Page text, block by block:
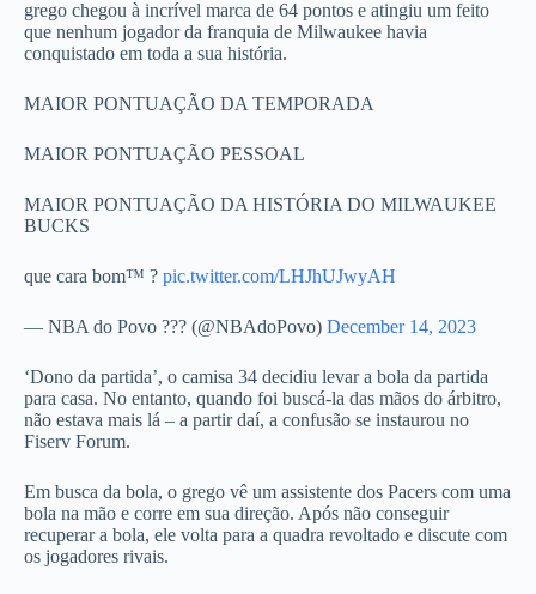
grego chegou à incrível marca de 64 pontos e atingiu um feito
que nenhum jogador da franquia de Milwaukee havia
conquistado em toda a sua história.
MAIOR PONTUAÇÃO DA TEMPORADA
MAIOR PONTUAÇÃO PESSOAL
MAIOR PONTUAÇÃO DA HISTÓRIA DO MILWAUKEE
BUCKS
que cara bom™ ? pic.twitter.com/LHJhUJwyAH
— NBA do Povo ??? (@NBAdoPovo) December 14, 2023
‘Dono da partida’, o camisa 34 decidiu levar a bola da partida
para casa. No entanto, quando foi buscá-la das mãos do árbitro,
não estava mais lá – a partir daí, a confusão se instaurou no
Fiserv Forum.
Em busca da bola, o grego vê um assistente dos Pacers com uma
bola na mão e corre em sua direção. Após não conseguir
recuperar a bola, ele volta para a quadra revoltado e discute com
os jogadores rivais.